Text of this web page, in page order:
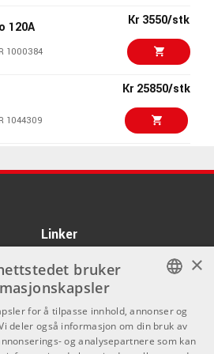
full-range, hi-pass)
Kr 11444/stk
Kr 9190/stk
120A
1000384
Kr 3550/stk
1044309
Kr 25850/stk
Phono
1057441
Linker
Om Oss
Kontakt oss
Kjøpsvilkår
Butikken
NORWEGIAN
×
bruker
for å tilpasse innhold, annonser og
deler også informasjon om din bruk av
og analysepartnere som kan